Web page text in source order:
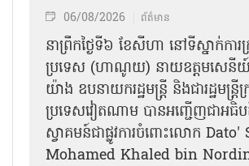
06/08/2026 ព័ត៌មាន
នា​ព្រឹកថ្ងៃទី៦ ខែសីហា នៅទីស្នាក់ការ
ប្រទេស (ហាណូយ) នាយឧត្តមសេនីយ៍
យ៉ាង ឧបនាយករដ្ឋមន្ត្រី និងជារដ្ឋមន្ត្រី
ប្រទេសវៀតណាម បានអញ្ជើញជាអធិប
ស្វាគមន៍ជាផ្លូវការ​ចំពោះលោក Dato'
Mohamed Khaled bin Nordin រ